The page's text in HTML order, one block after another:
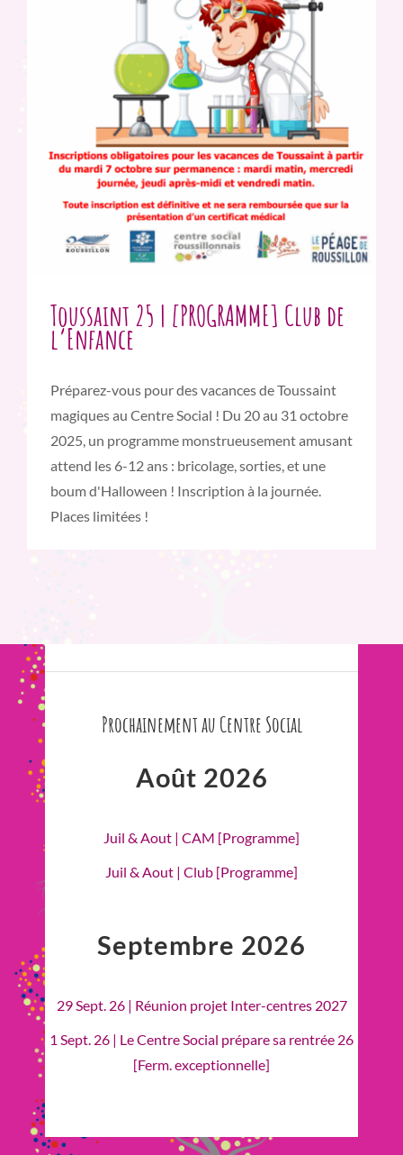
Toussaint 25 | [PROGRAMME] Club de
l’Enfance
Préparez-vous pour des vacances de Toussaint
magiques au Centre Social ! Du 20 au 31 octobre
2025, un programme monstrueusement amusant
attend les 6-12 ans : bricolage, sorties, et une
boum d'Halloween ! Inscription à la journée.
Places limitées !
Prochainement au Centre Social
Août 2026
Juil & Aout | CAM [Programme]
Juil & Aout | Club [Programme]
Septembre 2026
29 Sept. 26 | Réunion projet Inter-centres 2027
1 Sept. 26 | Le Centre Social prépare sa rentrée 26
[Ferm. exceptionnelle]